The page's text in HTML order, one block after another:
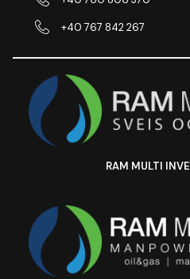
+40 767 842 267
RAM MULTI